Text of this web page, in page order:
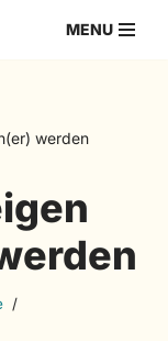
MENU
werden